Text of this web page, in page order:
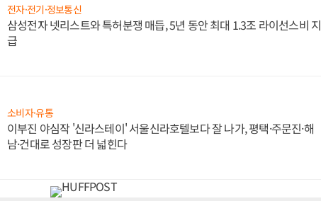
전자·전기·정보통신
삼성전자 넷리스트와 특허분쟁 매듭, 5년 동안 최대 1.3조 라이선스비 지
급
소비자·유통
이부진 야심작 '신라스테이' 서울신라호텔보다 잘 나가, 평택·주문진·해
남·건대로 성장판 더 넓힌다